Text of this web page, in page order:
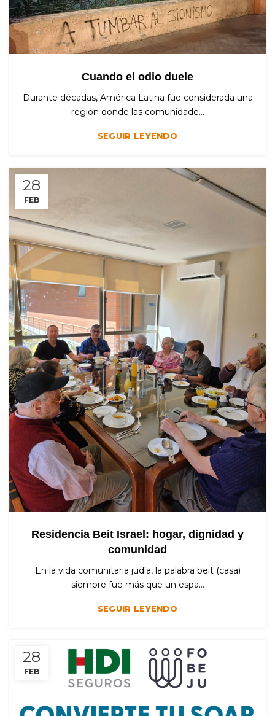
Cuando el odio duele
Durante décadas, América Latina fue considerada una
región donde las comunidade...
SEGUIR LEYENDO
28
FEB
Residencia Beit Israel: hogar, dignidad y
comunidad
En la vida comunitaria judía, la palabra beit (casa)
siempre fue más que un espa...
SEGUIR LEYENDO
28
FEB